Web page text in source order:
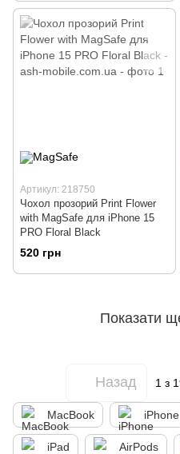
Артикул: 218750
Чохол прозорий Print Flower
with MagSafe для iPhone 15
PRO Floral Black
520 грн
Показати
Назад 1 з
MacBook iPhone
iPad AirPods